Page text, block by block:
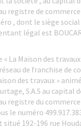
registre de
, dont le siège
légal est
« La Maison des
de franchise de
des travaux »
S.A.S au capital
registre du
le numéro
situé 192-196 rue